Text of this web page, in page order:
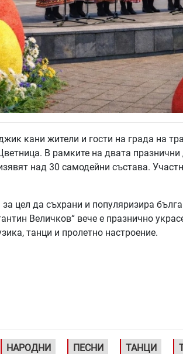
кани жители и гости на града на
В рамките на двата празнични
над 30 самодейни състава.
цел да съхрани и популяризира
Величков“ вече е празнично
танци и пролетно настроение.
НАРОДНИ ПЕСНИ ТАНЦИ